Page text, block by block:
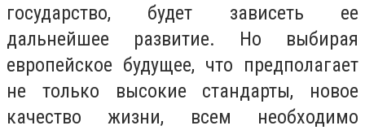
государство, будет зависеть ее
дальнейшее развитие. Но выбирая
европейское будущее, что предполагает
не только высокие стандарты, новое
качество жизни, всем необходимо